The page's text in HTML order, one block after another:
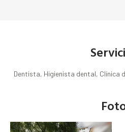
Dentista, Higienista dental, Clínica